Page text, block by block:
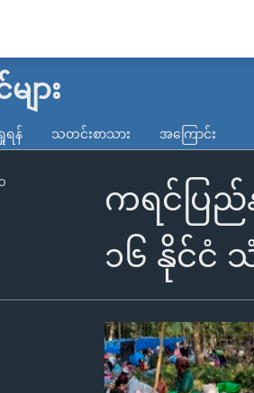
က်အလက်များ
ျား
ရန် သတင်းစာသား အကြောင်း
ကရင်ပြ
၁၆ နိုင်ငံ